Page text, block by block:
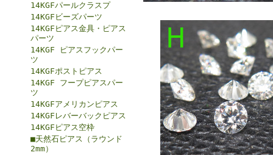
14KGFパールクラスプ
14KGFビーズパーツ
14KGFピアス金具・ピアス
パーツ
14KGF ピアスフックパー
ツ
14KGFポストピアス
14KGF フープピアスパー
ツ
14KGFアメリカンピアス
14KGFレバーバックピアス
14KGFピアス空枠
■天然石ピアス（ラウンド
2mm）